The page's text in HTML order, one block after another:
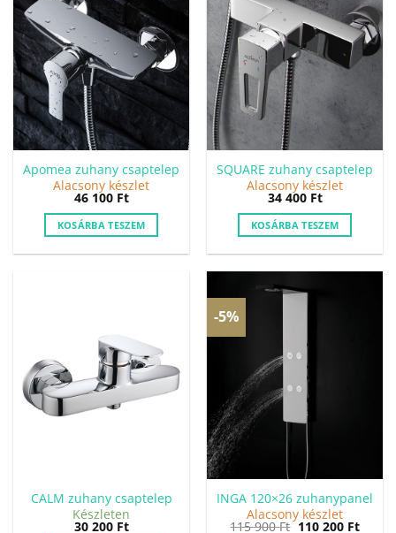
Apomea zuhany csaptelep
Alacsony készlet
46 100 Ft
KOSÁRBA TESZEM
SQUARE zuhany csaptelep
Alacsony készlet
34 400 Ft
KOSÁRBA TESZEM
CALM zuhany csaptelep
Készleten
30 200 Ft
-5%
INGA 120×26 zuhanypanel
Alacsony készlet
115 900Ft Original
110 200 Ft